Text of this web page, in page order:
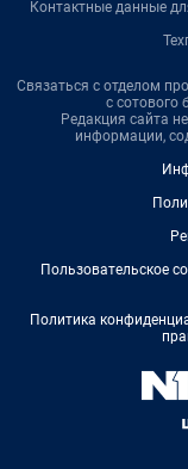
Контактные данные
Связаться с отделом
с сотового
Редакция сайта
информации,
Пользовательское
Политика